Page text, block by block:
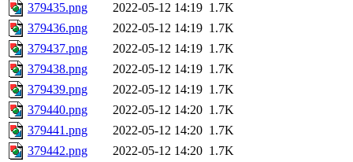
379435.png
2022-05-12 14:19 1.7K
379436.png
2022-05-12 14:19 1.7K
379437.png
2022-05-12 14:19 1.7K
379438.png
2022-05-12 14:19 1.7K
379439.png
2022-05-12 14:19 1.7K
379440.png
2022-05-12 14:20 1.7K
379441.png
2022-05-12 14:20 1.7K
379442.png
2022-05-12 14:20 1.7K